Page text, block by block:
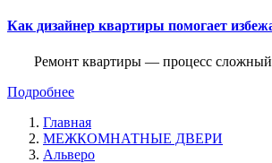
Как дизайнер квартиры помогает
Ремонт квартиры — процесс сложный
Подробнее
Главная
МЕЖКОМНАТНЫЕ ДВЕРИ
Альверо